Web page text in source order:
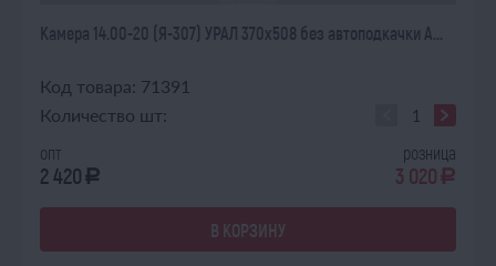
Камера 14.00-20 (Я-307) УРАЛ 370х508 без автоподкачки А...
Код товара: 71391
Количество шт:
опт
2 420 a
розница
3 020 a
В КОРЗИНУ